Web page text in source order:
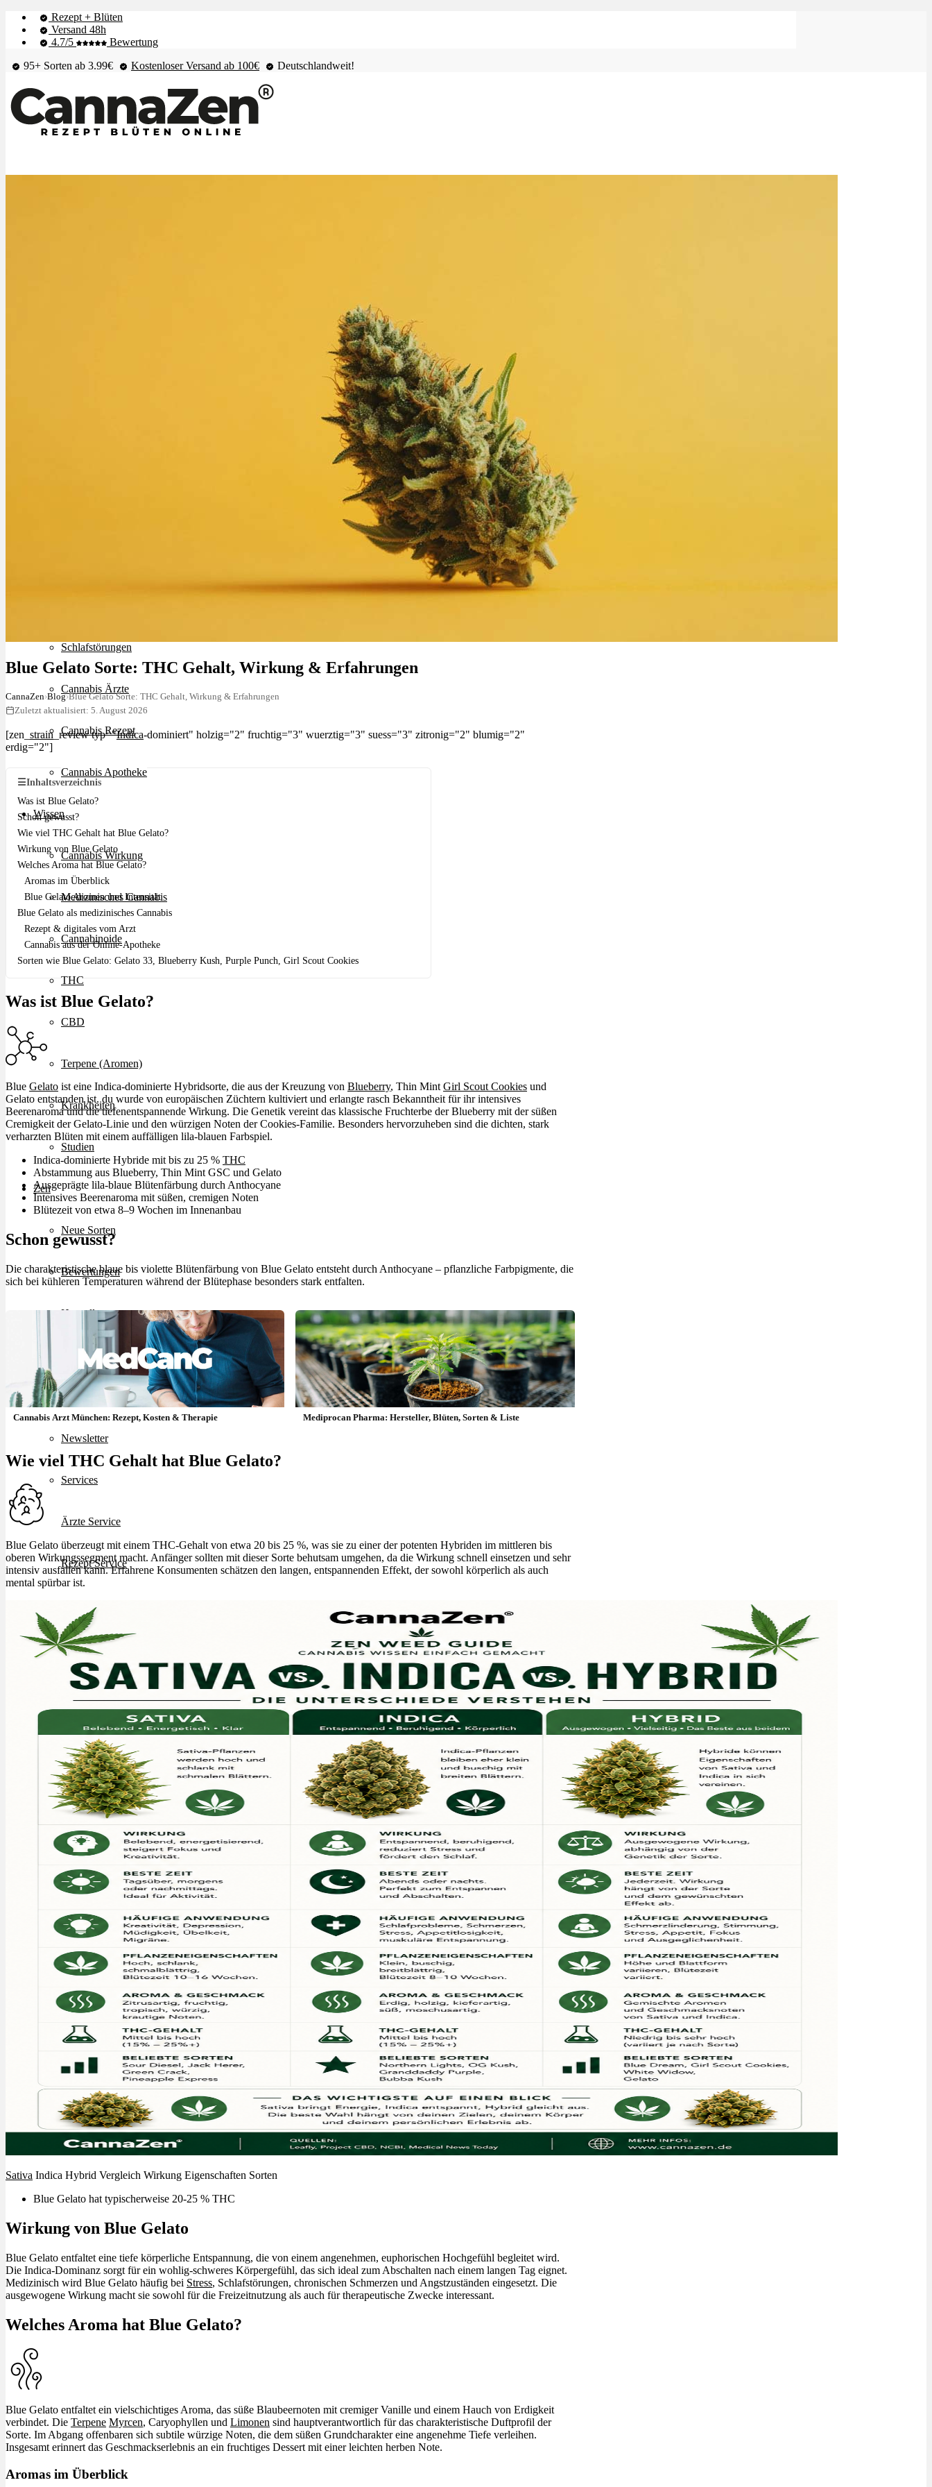
Rezept + Blüten
Versand 48h
4.7/5
Bewertung
95+ Sorten ab 3.99€
Kostenloser Versand ab 100€ Deutschlandweit!
Schlafstörungen
Cannabis Ärzte
Cannabis Rezept
Cannabis Apotheke
Wissen
Cannabis Wirkung
Medizinisches Cannabis
Cannabinoide
THC
CBD
Terpene (Aromen)
Krankheiten
Studien
Zen
Neue Sorten
Bewertungen
Hersteller
News
App
Newsletter
Services
Ärzte Service
Rezept Service
Apotheken Service
Lieferung
Cannabis Karte
Zen TV
Erfahrungen
Login
Blue Gelato Sorte: THC Gehalt, Wirkung & Erfahrungen
CannaZen›Blog›Blue Gelato Sorte: THC Gehalt, Wirkung & Erfahrungen
Zuletzt aktualisiert: 5. August 2026
[zen_ strain_review typ="Indica-dominiert" holzig="2" fruchtig="3" wuerztig="3" suess="3" zitronig="2" blumig="2"
erdig="2"]
☰Inhaltsverzeichnis
Was ist Blue Gelato?
Schon gewusst?
Wie viel THC Gehalt hat Blue Gelato?
Wirkung von Blue Gelato
Welches Aroma hat Blue Gelato?
Aromas im Überblick
Blue Gelato Aromen und Intensität
Blue Gelato als medizinisches Cannabis
Rezept & digitales vom Arzt
Cannabis aus der Online-Apotheke
Sorten wie Blue Gelato: Gelato 33, Blueberry Kush, Purple Punch, Girl Scout Cookies
Was ist Blue Gelato?
Blue Gelato ist eine Indica-dominierte Hybridsorte, die aus der Kreuzung von Blueberry, Thin Mint Girl Scout Cookies und
Gelato entstanden ist. du wurde von europäischen Züchtern kultiviert und erlangte rasch Bekanntheit für ihr intensives
Beerenaroma und die tiefenentspannende Wirkung. Die Genetik vereint das klassische Fruchterbe der Blueberry mit der süßen
Cremigkeit der Gelato-Linie und den würzigen Noten der Cookies-Familie. Besonders hervorzuheben sind die dichten, stark
verharzten Blüten mit einem auffälligen lila-blauen Farbspiel.
Indica-dominierte Hybride mit bis zu 25 % THC
Abstammung aus Blueberry, Thin Mint GSC und Gelato
Ausgeprägte lila-blaue Blütenfärbung durch Anthocyane
Intensives Beerenaroma mit süßen, cremigen Noten
Blütezeit von etwa 8–9 Wochen im Innenanbau
Schon gewusst?
Die charakteristische blaue bis violette Blütenfärbung von Blue Gelato entsteht durch Anthocyane – pflanzliche Farbpigmente, die
sich bei kühleren Temperaturen während der Blütephase besonders stark entfalten.
Cannabis Arzt München: Rezept, Kosten & Therapie Mediprocan Pharma: Hersteller, Blüten, Sorten & Liste
Wie viel THC Gehalt hat Blue Gelato?
Blue Gelato überzeugt mit einem THC-Gehalt von etwa 20 bis 25 %, was sie zu einer der potenten Hybriden im mittleren bis
oberen Wirkungssegment macht. Anfänger sollten mit dieser Sorte behutsam umgehen, da die Wirkung schnell einsetzen und sehr
intensiv ausfallen kann. Erfahrene Konsumenten schätzen den langen, entspannenden Effekt, der sowohl körperlich als auch
mental spürbar ist.
Sativa Indica Hybrid Vergleich Wirkung Eigenschaften Sorten
Blue Gelato hat typischerweise 20-25 % THC
Wirkung von Blue Gelato
Blue Gelato entfaltet eine tiefe körperliche Entspannung, die von einem angenehmen, euphorischen Hochgefühl begleitet wird.
Die Indica-Dominanz sorgt für ein wohlig-schweres Körpergefühl, das sich ideal zum Abschalten nach einem langen Tag eignet.
Medizinisch wird Blue Gelato häufig bei Stress, Schlafstörungen, chronischen Schmerzen und Angstzuständen eingesetzt. Die
ausgewogene Wirkung macht sie sowohl für die Freizeitnutzung als auch für therapeutische Zwecke interessant.
Welches Aroma hat Blue Gelato?
Blue Gelato entfaltet ein vielschichtiges Aroma, das süße Blaubeernoten mit cremiger Vanille und einem Hauch von Erdigkeit
verbindet. Die Terpene Myrcen, Caryophyllen und Limonen sind hauptverantwortlich für das charakteristische Duftprofil der
Sorte. Im Abgang offenbaren sich subtile würzige Noten, die dem süßen Grundcharakter eine angenehme Tiefe verleihen.
Insgesamt erinnert das Geschmackserlebnis an ein fruchtiges Dessert mit einer leichten herben Note.
Aromas im Überblick